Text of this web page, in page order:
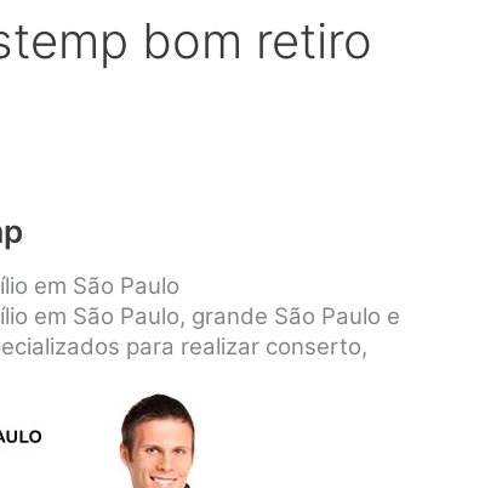
bom retiro
em São Paulo
em São Paulo, grande São Paulo e
para realizar conserto,